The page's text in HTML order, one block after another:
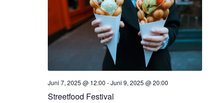
Streetfood Festival
Juni 7, 2025 @ 12:00 -Juni 9, 2025 @ 20:00